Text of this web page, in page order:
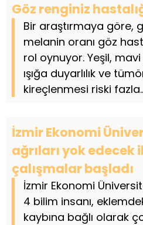
Göz renginiz
Bir araştırmaya göre,
melanin oranı göz
rol oynuyor. Yeşil,
ışığa duyarlılık ve
kireçlenmesi riski
İzmir Ekonomi
ağrıları yok edecek
çalışmalar başladı
İzmir Ekonomi
4 bilim insanı,
kaybına bağlı olarak